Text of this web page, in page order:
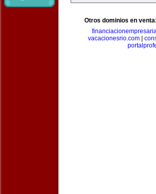
Otros dominios en venta:
vacacionesrio.com